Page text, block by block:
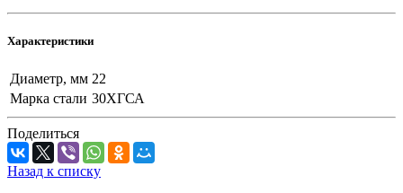
Характеристики
Диаметр, мм 22
Марка стали 30ХГСА
Поделиться
Назад к списку